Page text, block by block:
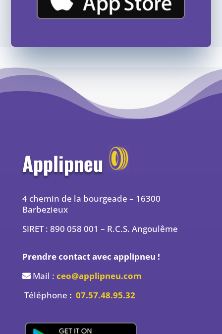
Applipneu
4 chemin de la bourgeade – 16300
Barbezieux
SIRET : 890 058 001 – R.C.S. Angoulême
Prendre contact avec applipneu !
Mail : ceo@applipneu.com
Téléphone : 07.57.48.95.32